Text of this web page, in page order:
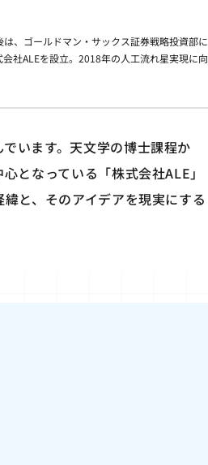
、ゴールドマン・サックス証券戦略投資部に
社ALEを設立。2018年の人工流れ星実現に向
います。天文学の博士課程か
となっている「株式会社ALE」
と、そのアイデアを現実にする